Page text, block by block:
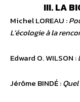
III. LA
Michel LOREAU :
L’écologie à la
Edward O. WILSON :
Jérôme BINDÉ :